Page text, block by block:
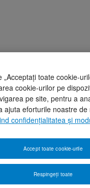
„Acceptați toate cookie-
cookie-urilor pe
pe site, pentru a
ajuta eforturile noastre de
confidențialitatea și
Respingeți toate
Accept toate cookie-urile